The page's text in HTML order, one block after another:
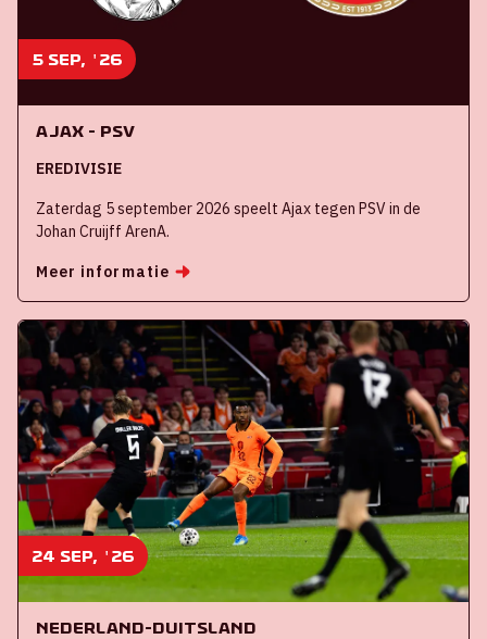
5 sep, '26
Ajax - PSV
EREDIVISIE
Zaterdag 5 september 2026 speelt Ajax tegen PSV in de
Johan Cruijff ArenA.
Meer informatie
24 sep, '26
Nederland-Duitsland